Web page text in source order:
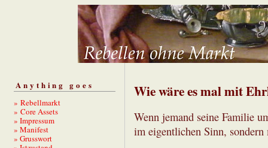
Anything goes
» Rebellmarkt
» Core Assets
» Impressum
» Manifest
» Grusswort
Wie wäre es mal mit
Wenn jemand seine Familie
im eigentlichen Sinn,